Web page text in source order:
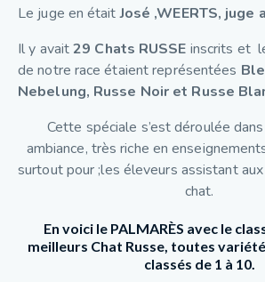
Le juge en étaitJosé ,WEERTS,
Il y avait29 Chats RUSSE inscrits et
de notre race étaient représentées
Nebelung, Russe Noir et Russe
Cette spéciale s’est déroulée
ambiance, très riche en
surtout pour ;les éleveurs assistant
chat.
En voici le PALMARÈS avec le
meilleurs Chat Russe, toutes
classés de 1 à 10.